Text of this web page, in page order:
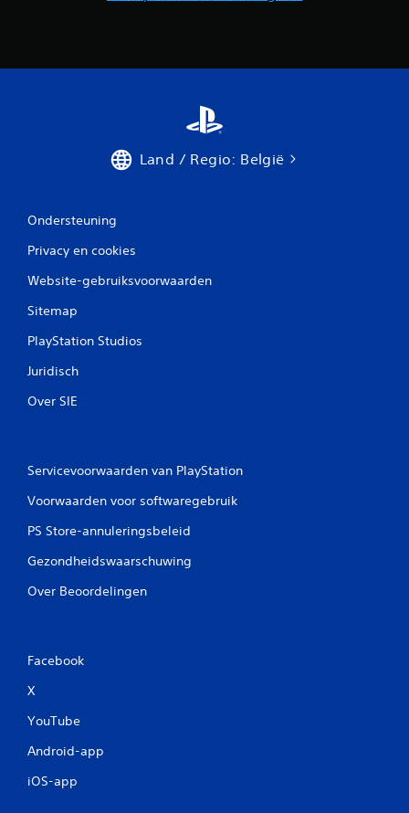
Land / Regio: België
Ondersteuning
Privacy en cookies
Website-gebruiksvoorwaarden
Sitemap
PlayStation Studios
Juridisch
Over SIE
Servicevoorwaarden van PlayStation
Voorwaarden voor softwaregebruik
PS Store-annuleringsbeleid
Gezondheidswaarschuwing
Over Beoordelingen
Facebook
X
YouTube
Android-app
iOS-app